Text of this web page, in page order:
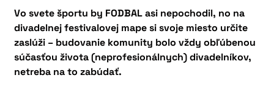
Vo svete športu by FODBAL asi nepochodil, no na
divadelnej festivalovej mape si svoje miesto určite
zaslúži – budovanie komunity bolo vždy obľúbenou
súčasťou života (neprofesionálnych) divadelníkov,
netreba na to zabúdať.